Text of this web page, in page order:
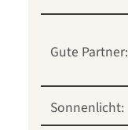
Gute Partner:
Sonnenlicht: